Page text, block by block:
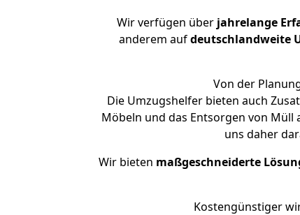
Wir verfügen über jahrelange
anderem aufdeutschlandweite
Von der
Die Umzugshelfer bieten auch
Möbeln und das Entsorgen von Müll
uns daher
Wir bieten maßgeschneiderte
Kostengünstiger